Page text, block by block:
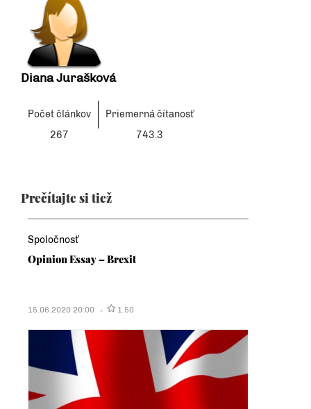
Diana Jurašková
Počet článkov
Priemerná čítanosť
267
743.3
Prečítajte si tiež
Spoločnosť
Opinion Essay – Brexit
15.06.2020 20:00 1.50